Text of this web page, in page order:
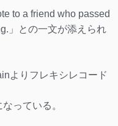
to a friend who passed
」との一文が添えられ
よりフレキシレコード
っている。